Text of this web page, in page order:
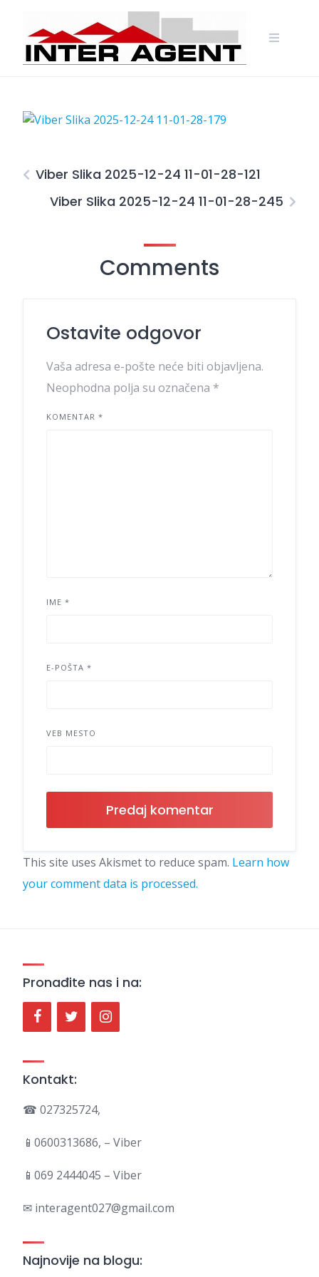
content
Viber Slika 2025-12-24 11-01-28-121
Viber Slika 2025-12-24 11-01-28-245
Comments
Ostavite odgovor
Vaša adresa e-pošte neće biti objavljena.
Neophodna polja su označena *
KOMENTAR *
IME *
E-POŠTA *
VEB MESTO
This site uses Akismet to reduce spam. Learn how
your comment data is processed.
Pronađite nas i na:
Kontakt:
☎ 027325724,
📱0600313686, – Viber
📱069 2444045 – Viber
✉ interagent027@gmail.com
Najnovije na blogu: